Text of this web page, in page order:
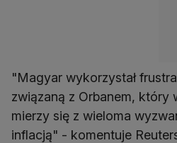
"Magyar wykorzystał
związaną z Orbanem, który
mierzy się z wieloma
inflacją" - komentuje